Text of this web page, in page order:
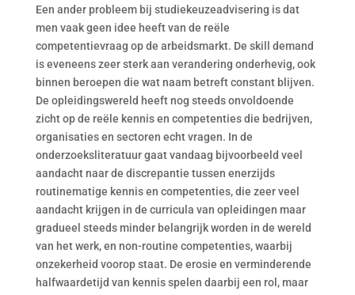
Een ander probleem bij studiekeuzeadvisering is dat
men vaak geen idee heeft van de reële
competentievraag op de arbeidsmarkt. De skill demand
is eveneens zeer sterk aan verandering onderhevig, ook
binnen beroepen die wat naam betreft constant blijven.
De opleidingswereld heeft nog steeds onvoldoende
zicht op de reële kennis en competenties die bedrijven,
organisaties en sectoren echt vragen. In de
onderzoeksliteratuur gaat vandaag bijvoorbeeld veel
aandacht naar de discrepantie tussen enerzijds
routinematige kennis en competenties, die zeer veel
aandacht krijgen in de curricula van opleidingen maar
gradueel steeds minder belangrijk worden in de wereld
van het werk, en non-routine competenties, waarbij
onzekerheid voorop staat. De erosie en verminderende
halfwaardetijd van kennis spelen daarbij een rol, maar